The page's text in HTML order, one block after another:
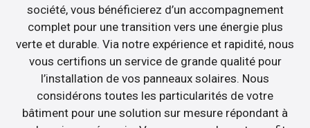
société, vous bénéficierez d’un accompagnement
complet pour une transition vers une énergie plus
verte et durable. Via notre expérience et rapidité, nous
vous certifions un service de grande qualité pour
l’installation de vos panneaux solaires. Nous
considérons toutes les particularités de votre
bâtiment pour une solution sur mesure répondant à